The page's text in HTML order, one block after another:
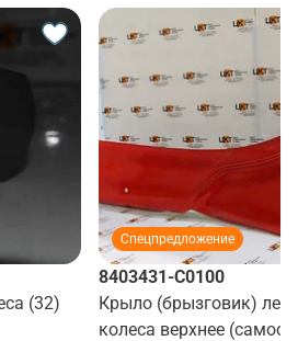
(32)
Спецпредложение
8403431-C0100
Крыло (брызговик)
колеса верхнее